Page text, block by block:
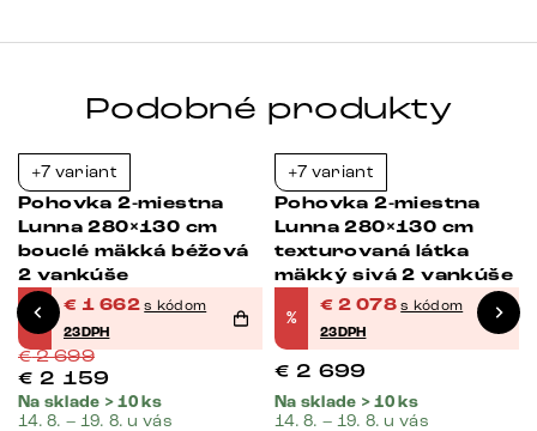
Podobné produkty
+7 variant
Pohovka 2-miestna
Lunna 280×130 cm
bouclé mäkká béžová
2 vankúše
%
€ 1 662 s kódom
23DPH
€2 699
€ 2 159
Na sklade > 10 ks
14. 8. – 19. 8. u vás
+7 variant
Pohovka 2-miestna
Lunna 280×130 cm
texturovaná látka
mäkký sivá 2 vankúše
%
€ 2 078 s kódom
23DPH
€ 2 699
Na sklade > 10 ks
14. 8. – 19. 8. u vás